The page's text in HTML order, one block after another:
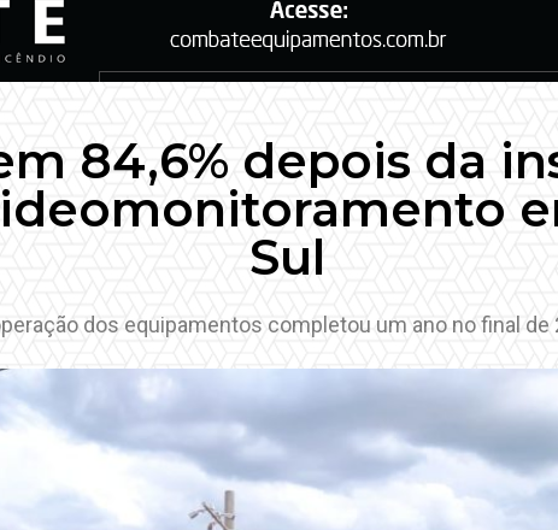
84,6% depois da
Sul
dos equipamentos completou um ano no final de